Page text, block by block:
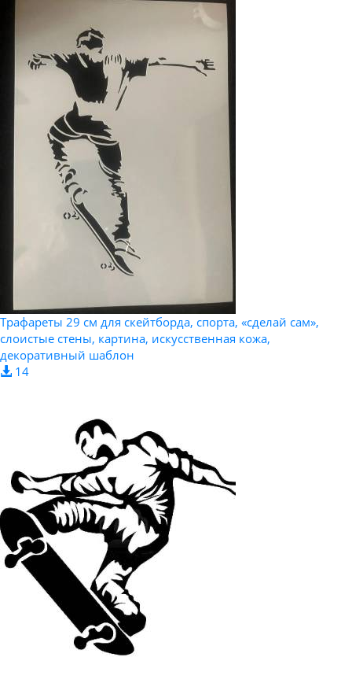
Трафареты 29 см для скейтборда, спорта, «сделай сам»,
слоистые стены, картина, искусственная кожа,
декоративный шаблон
14